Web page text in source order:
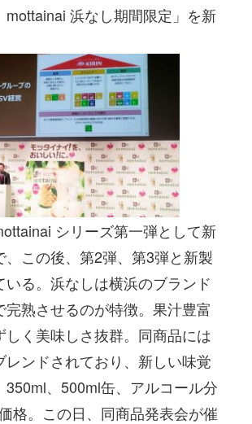
浜なし期間限定」を新
シリーズ第一弾として新
、この後、第2弾、第3弾と新製
いる。浜なしは横浜のブランド
完熟させるのが特徴。果汁豊富
しく美味しさ抜群。同商品には
レンドされており、新しい味覚
350ml、500ml缶、アルコール分
格。この日、同商品発表会が催